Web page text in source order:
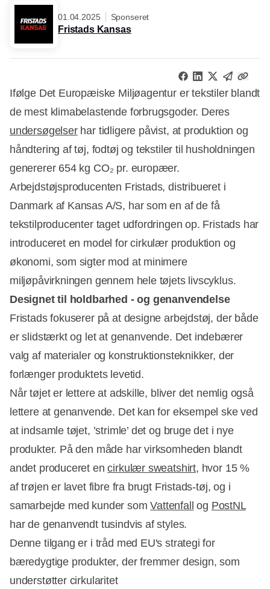
01.04.2025 Sponseret
Fristads Kansas
Ifølge Det Europæiske Miljøagentur er tekstiler blandt
de mest klimabelastende forbrugsgoder. Deres
undersøgelserhar tidligere påvist, at produktion og
håndtering af tøj, fodtøj og tekstiler til husholdningen
genererer 654 kg CO₂ pr. europæer.
Arbejdstøjsproducenten Fristads, distribueret i
Danmark af Kansas A/S, har som en af de få
tekstilproducenter taget udfordringen op. Fristads har
introduceret en model for cirkulær produktion og
økonomi, som sigter mod at minimere
miljøpåvirkningen gennem hele tøjets livscyklus.
Designet til holdbarhed - og genanvendelse
Fristads fokuserer på at designe arbejdstøj, der både
er slidstærkt og let at genanvende. Det indebærer
valg af materialer og konstruktionsteknikker, der
forlænger produktets levetid.
Når tøjet er lettere at adskille, bliver det nemlig også
lettere at genanvende. Det kan for eksempel ske ved
at indsamle tøjet, ’strimle’ det og bruge det i nye
produkter. På den måde har virksomheden blandt
andet produceret encirkulær sweatshirt, hvor 15 %
af trøjen er lavet fibre fra brugt Fristads-tøj, og i
samarbejde med kunder somVattenfall og PostNL
har de genanvendt tusindvis af styles.
Denne tilgang er i tråd med EU's strategi for
bæredygtige produkter, der fremmer design, som
understøtter cirkularitet